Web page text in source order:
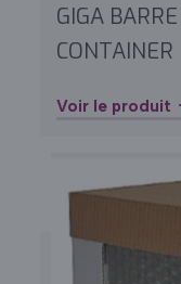
GIGA
CONTAINER
Voir le produit